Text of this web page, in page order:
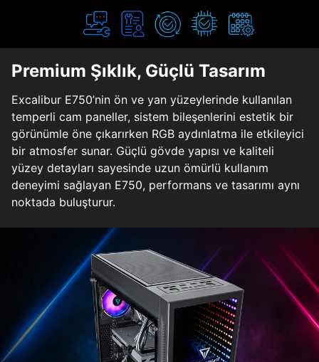
Premium Şıklık, Güçlü Tasarım
Excalibur E750’nin ön ve yan yüzeylerinde kullanılan
temperli cam paneller, sistem bileşenlerini estetik bir
görünümle öne çıkarırken RGB aydınlatma ile etkileyici
bir atmosfer sunar. Güçlü gövde yapısı ve kaliteli
yüzey detayları sayesinde uzun ömürlü kullanım
deneyimi sağlayan E750, performans ve tasarımı aynı
noktada buluşturur.